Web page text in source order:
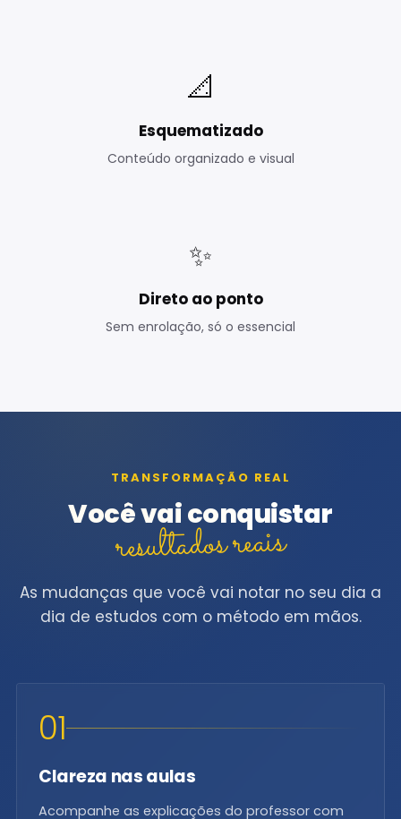
📐
Esquematizado
Conteúdo organizado e visual
✨
Direto ao ponto
Sem enrolação, só o essencial
TRANSFORMAÇÃO REAL
Você vai conquistar
resultados reais
As mudanças que você vai notar no seu dia a
dia de estudos com o método em mãos.
01
Clareza nas aulas
Acompanhe as explicações do professor com